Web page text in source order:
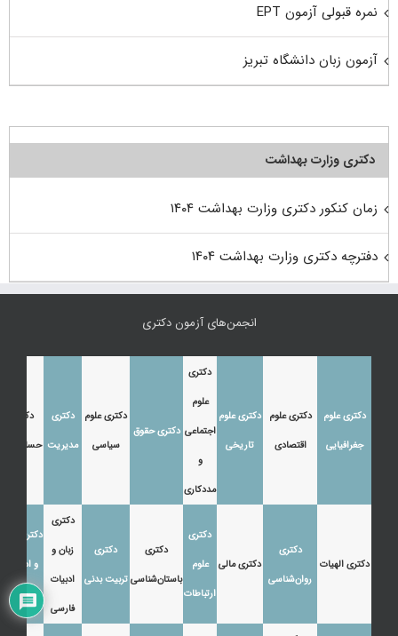
نمره قبولی آزمون EPT
آزمون زبان دانشگاه تبریز
دکتری وزارت بهداشت
زمان کنکور دکتری وزارت بهداشت ۱۴۰۴
دفترچه دکتری وزارت بهداشت ۱۴۰۴
انجمن‌های آزمون دکتری
دکتری علوم
جغرافیایی
دکتری علوم
اقتصادی
دکتری علوم
تاریخی
دکتری
علوم
اجتماعی
و
مددکاری
دکتری حقوق
دکتری علوم
سیاسی
دکتری
مدیریت
دکتری
حسابداری
دکتری الهیات
دکتری
روان‌شناسی
دکتری مالی
دکتری
علوم
ارتباطات
دکتری
باستان‌شناسی
دکتری
تربیت بدنی
دکتری
زبان و
ادبیات
فارسی
دکتری زبان
و ادبیات
عرب